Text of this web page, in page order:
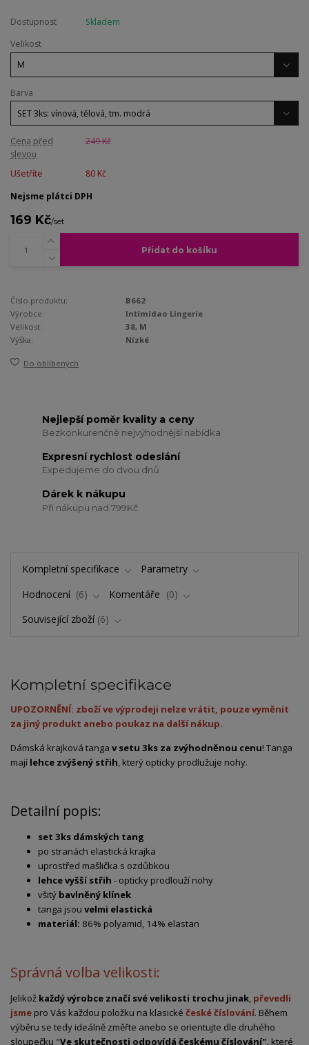
Dostupnost
Skladem
Velikost
Barva
Cena před
slevou
249 Kč
Ušetříte
80 Kč
Nejsme plátci DPH
169 Kč/set
Přidat do košíku
Číslo produktu:
B662
Výrobce:
Intimidao Lingerie
Velikost:
38, M
Výška:
Nízké
Do oblíbených
Nejlepší poměr kvality a ceny
Bezkonkurenčně nejvýhodnější nabídka
Expresní rychlost odeslání
Expedujeme do dvou dnů
Dárek k nákupu
Při nákupu nad 799Kč
Kompletní specifikace
Parametry
Hodnocení
6 Komentáře
0
Související zboží 6
Kompletní specifikace
UPOZORNĚNÍ: zboží ve výprodeji nelze vrátit, pouze vyměnit
za jiný produkt anebo poukaz na další nákup.
Dámská krajková tanga v setu 3ks za zvýhodněnou cenu! Tanga
mají lehce zvýšený střih, který opticky prodlužuje nohy.
Detailní popis:
set 3ks dámských tang
po stranách elastická krajka
uprostřed mašlička s ozdůbkou
lehce vyšší střih - opticky prodlouží nohy
všitý bavlněný klínek
tanga jsou velmi elastická
materiál: 86% polyamid, 14% elastan
Správná volba velikosti:
Jelikož každý výrobce značí své velikosti trochu jinak, převedli
jsme pro Vás každou položku na klasické české číslování. Během
výběru se tedy ideálně změřte anebo se orientujte dle druhého
sloupečku "Ve skutečnosti odpovídá českému číslování", které